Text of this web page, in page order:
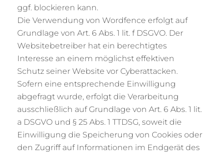
ggf. blockieren kann.
Die Verwendung von Wordfence erfolgt auf
Grundlage von Art. 6 Abs. 1 lit. f DSGVO. Der
Websitebetreiber hat ein berechtigtes
Interesse an einem möglichst effektiven
Schutz seiner Website vor Cyberattacken.
Sofern eine entsprechende Einwilligung
abgefragt wurde, erfolgt die Verarbeitung
ausschließlich auf Grundlage von Art. 6 Abs. 1 lit.
a DSGVO und § 25 Abs. 1 TTDSG, soweit die
Einwilligung die Speicherung von Cookies oder
den Zugriff auf Informationen im Endgerät des